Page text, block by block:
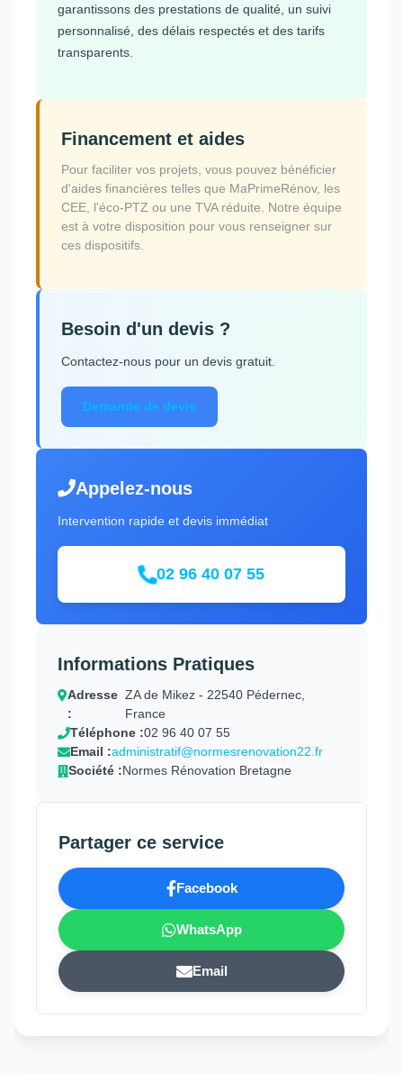
garantissons des prestations de qualité, un suivi
personnalisé, des délais respectés et des tarifs
transparents.
Financement et aides
Pour faciliter vos projets, vous pouvez bénéficier
d'aides financières telles que MaPrimeRénov, les
CEE, l'éco-PTZ ou une TVA réduite. Notre équipe
est à votre disposition pour vous renseigner sur
ces dispositifs.
Besoin d'un devis ?
Contactez-nous pour un devis gratuit.
Demande de devis
Appelez-nous
Intervention rapide et devis immédiat
02 96 40 07 55
Informations Pratiques
Adresse
:
ZA de Mikez - 22540 Pédernec,
France
Téléphone :02 96 40 07 55
Email :administratif@normesrenovation22.fr
Société :Normes Rénovation Bretagne
Partager ce service
Facebook
WhatsApp
Email